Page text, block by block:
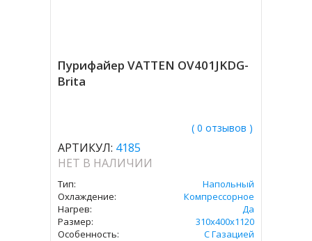
Пурифайер VATTEN OV401JKDG-
Brita
( 0 отзывов )
АРТИКУЛ: 4185
НЕТ В НАЛИЧИИ
Тип:
Напольный
Охлаждение:
Компрессорное
Нагрев:
Да
Размер:
310х400х1120
Особенность:
С Газацией